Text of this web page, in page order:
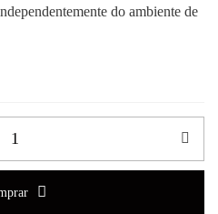
do ambiente de